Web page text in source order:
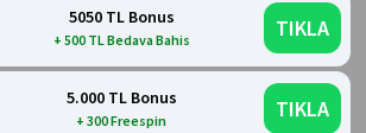
5050 TL Bonus
+ 500 TL Bedava Bahis TIKLA
5.000 TL Bonus
+ 300 Freespin TIKLA